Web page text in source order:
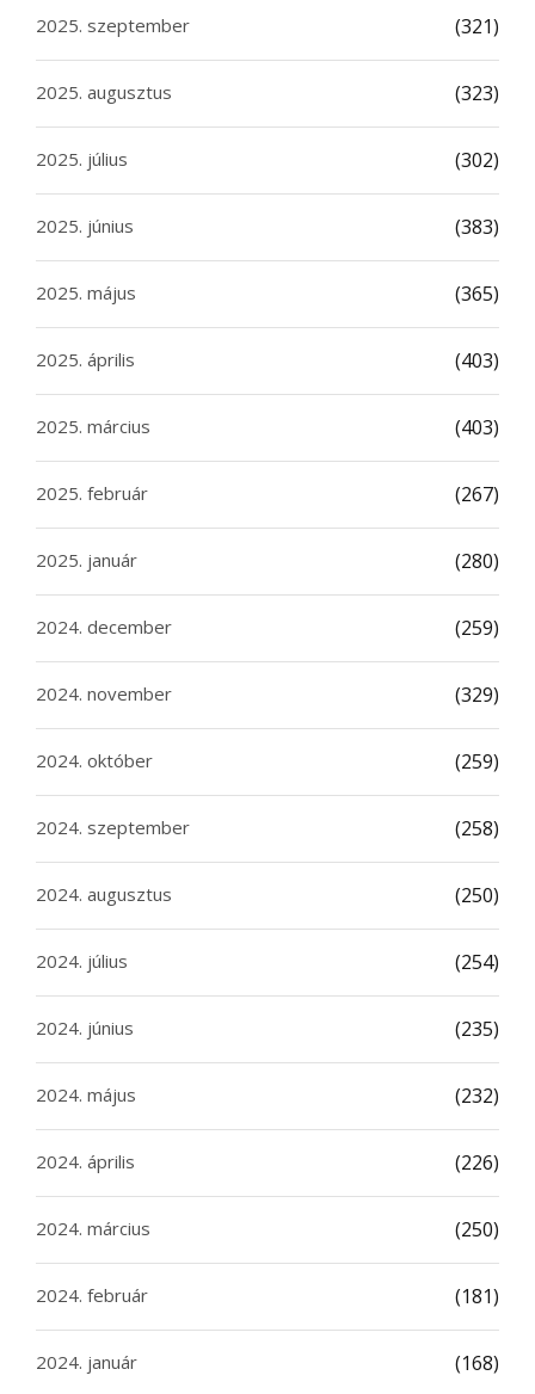
2025. szeptember (321)
2025. augusztus (323)
2025. július (302)
2025. június (383)
2025. május (365)
2025. április (403)
2025. március (403)
2025. február (267)
2025. január (280)
2024. december (259)
2024. november (329)
2024. október (259)
2024. szeptember (258)
2024. augusztus (250)
2024. július (254)
2024. június (235)
2024. május (232)
2024. április (226)
2024. március (250)
2024. február (181)
2024. január (168)